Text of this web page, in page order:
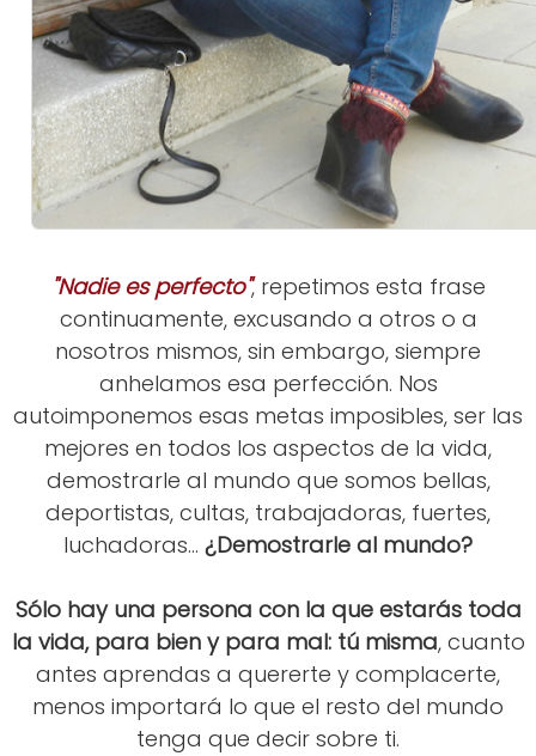
"Nadie es perfecto", repetimos esta frase
continuamente, excusando a otros o a
nosotros mismos, sin embargo, siempre
anhelamos esa perfección. Nos
autoimponemos esas metas imposibles, ser las
mejores en todos los aspectos de la vida,
demostrarle al mundo que somos bellas,
deportistas, cultas, trabajadoras, fuertes,
luchadoras... ¿Demostrarle al mundo?
Sólo hay una persona con la que estarás toda
la vida, para bien y para mal: tú misma, cuanto
antes aprendas a quererte y complacerte,
menos importará lo que el resto del mundo
tenga que decir sobre ti.